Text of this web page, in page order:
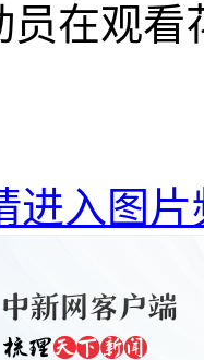
员在观看
进入图片